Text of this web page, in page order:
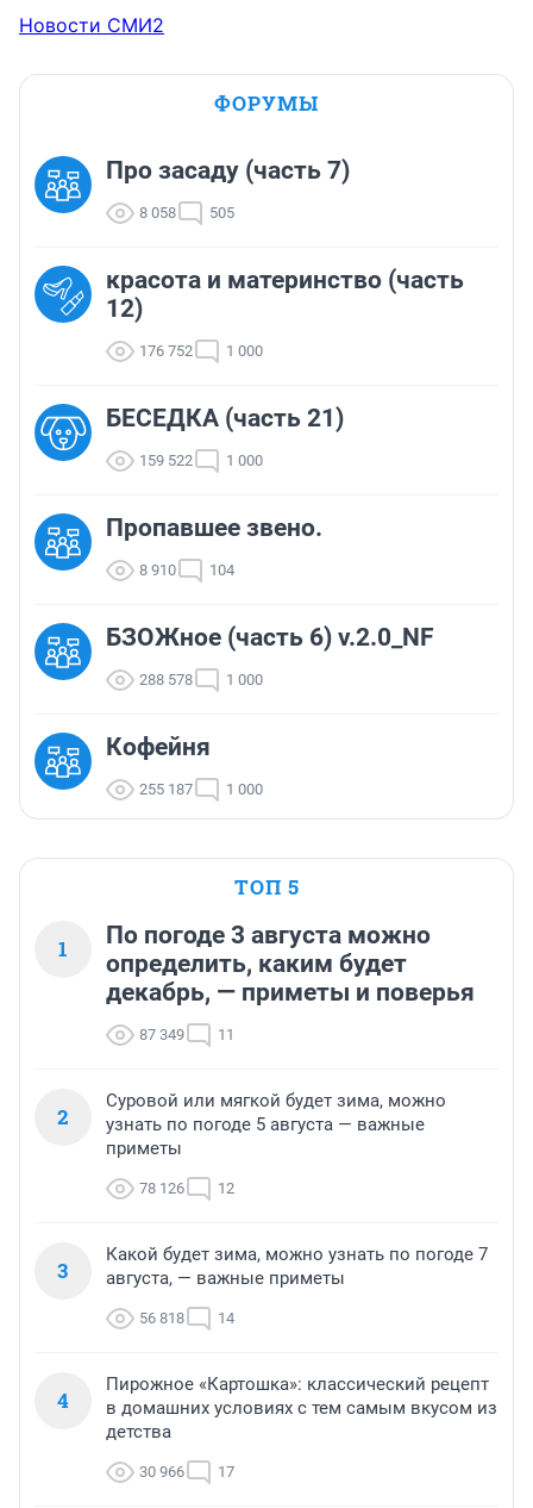
Новости СМИ2
ФОРУМЫ
Про засаду (часть 7)
8 058 505
красота и материнство (часть
12)
176 752 1 000
БЕСЕДКА (часть 21)
159 522 1 000
Пропавшее звено.
8 910 104
БЗОЖное (часть 6) v.2.0_NF
288 578 1 000
Кофейня
255 187 1 000
ТОП 5
1
По погоде 3 августа можно
определить, каким будет
декабрь, — приметы и поверья
87 349 11
2
Суровой или мягкой будет зима, можно
узнать по погоде 5 августа — важные
приметы
78 126 12
3
Какой будет зима, можно узнать по погоде 7
августа, — важные приметы
56 818 14
4
Пирожное «Картошка»: классический рецепт
в домашних условиях с тем самым вкусом из
детства
30 966 17